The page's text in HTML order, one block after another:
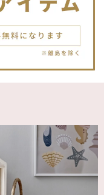
なので、どんな子
子が届いて良かった
な可愛い子なので嬉
blanco ブランコ | ダブルボアブランケット ベビー double boa blanket ホワイト 無地